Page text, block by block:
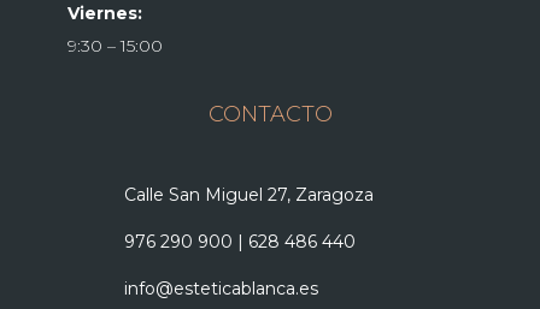
Viernes:
9:30 – 15:00
CONTACTO
Calle San Miguel 27, Zaragoza
976 290 900 | 628 486 440
info@esteticablanca.es